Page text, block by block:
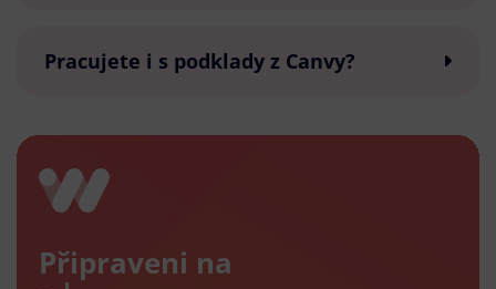
Pracujete i s podklady z Canvy?
Připraveni na